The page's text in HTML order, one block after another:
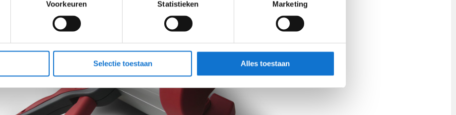
Voorkeuren Statistieken Marketing
Selectie toestaan Alles toestaan